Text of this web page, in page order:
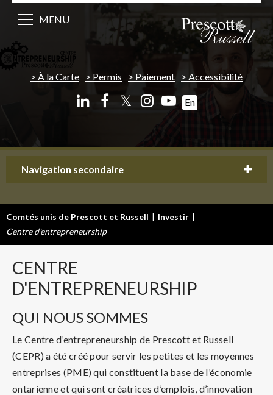
À la Carte Permis Paiement Accessibilité
𝕏 En
MENU
Navigation secondaire
Comtés unis de Prescott et Russell | Investir |
Centre d'entrepreneurship
CENTRE
D'ENTREPRENEURSHIP
QUI NOUS SOMMES
Le Centre d’entrepreneurship de Prescott et Russell
(CEPR) a été créé pour servir les petites et les moyennes
entreprises (PME) qui constituent la base de l’économie
ontarienne et qui sont créatrices d’emplois, d’innovation